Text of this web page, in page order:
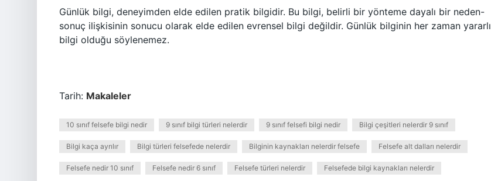
Günlük bilgi, deneyimden elde edilen pratik bilgidir. Bu bilgi, belirli bir yönteme dayalı bir neden-
sonuç ilişkisinin sonucu olarak elde edilen evrensel bilgi değildir. Günlük bilginin her zaman yararlı
bilgi olduğu söylenemez.
Tarih: Makaleler
10 sınıf felsefe bilgi nedir 9 sınıf bilgi türleri nelerdir 9 sınıf felsefi bilgi nedir Bilgi çeşitleri nelerdir 9 sınıf
Bilgi kaça ayrılır Bilgi türleri felsefede nelerdir Bilginin kaynakları nelerdir felsefe Felsefe alt dalları nelerdir
Felsefe nedir 10 sınıf Felsefe nedir 6 sınıf Felsefe türleri nelerdir Felsefede bilgi kaynakları nelerdir